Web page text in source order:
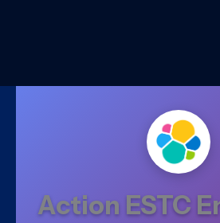
Action ESTC